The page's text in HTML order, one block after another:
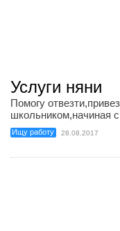
Услуги няни
Помогу
школьником,начиная
Ищу работу 28.08.2017